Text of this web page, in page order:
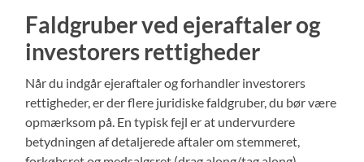
Faldgruber ved ejeraftaler og
investorers rettigheder
Når du indgår ejeraftaler og forhandler investorers
rettigheder, er der flere juridiske faldgruber, du bør være
opmærksom på. En typisk fejl er at undervurdere
betydningen af detaljerede aftaler om stemmeret,